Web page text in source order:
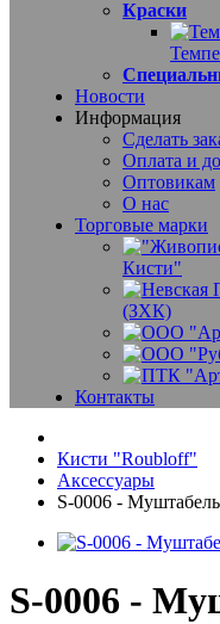
Краски
Новости
Информация
Сделать
Оплата и
Оптовикам
О нас
Торговые марки
Кисти"
(ЗХК)
Контакты
Кисти "Roubloff"
Аксессуары
S-0006 - Муштабель
S-0006 -